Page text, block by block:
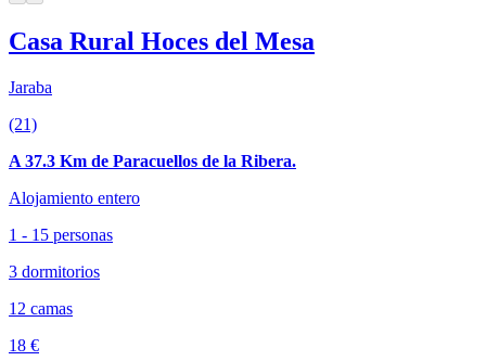
Casa Rural Hoces del Mesa
Jaraba
(21)
A 37.3 Km de Paracuellos de la Ribera.
Alojamiento entero
1 - 15 personas
3 dormitorios
12 camas
18 €